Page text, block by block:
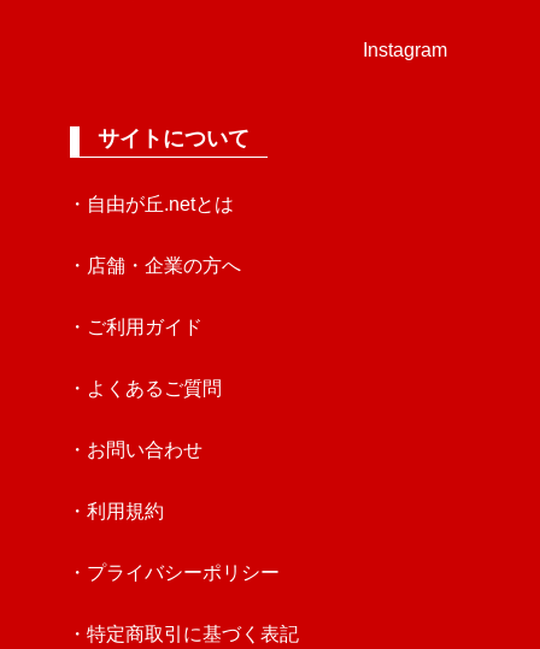
Instagram
サイトについて
・自由が丘.netとは
・店舗・企業の方へ
・ご利用ガイド
・よくあるご質問
・お問い合わせ
・利用規約
・プライバシーポリシー
・特定商取引に基づく表記